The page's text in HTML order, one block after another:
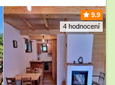
9.9
4 hodnocení